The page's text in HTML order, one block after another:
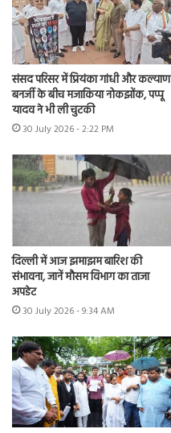
संसद परिसर में प्रियंका गांधी और कल्याण
बनर्जी के बीच मजाकिया नोकझोंक, पप्पू
यादव ने भी ली चुटकी
30 July 2026 - 2:22 PM
दिल्ली में आज झमाझम बारिश की
संभावना, जानें मौसम विभाग का ताजा
अपडेट
30 July 2026 - 9:34 AM